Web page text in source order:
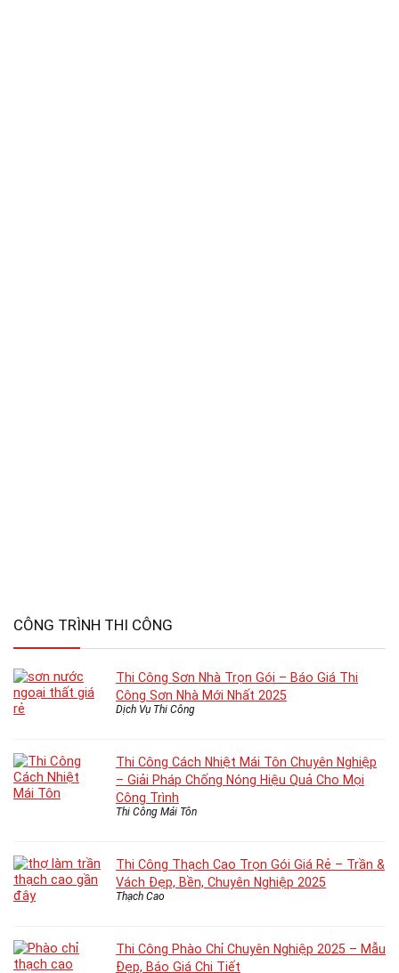
CÔNG TRÌNH THI CÔNG
Thi Công Sơn Nhà Trọn Gói – Báo Giá Thi
Công Sơn Nhà Mới Nhất 2025
Dịch Vụ Thi Công
Thi Công Cách Nhiệt Mái Tôn Chuyên Nghiệp
– Giải Pháp Chống Nóng Hiệu Quả Cho Mọi
Công Trình
Thi Công Mái Tôn
Thi Công Thạch Cao Trọn Gói Giá Rẻ – Trần &
Vách Đẹp, Bền, Chuyên Nghiệp 2025
Thạch Cao
Thi Công Phào Chỉ Chuyên Nghiệp 2025 – Mẫu
Đẹp, Báo Giá Chi Tiết